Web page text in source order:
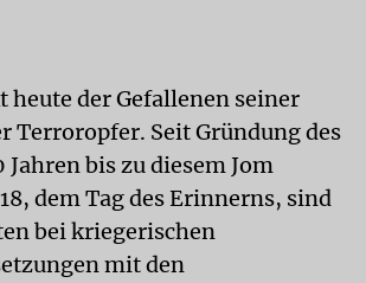
heute der Gefallenen seiner
Terroropfer. Seit Gründung des
Jahren bis zu diesem Jom
dem Tag des Erinnerns, sind
bei kriegerischen
mit den